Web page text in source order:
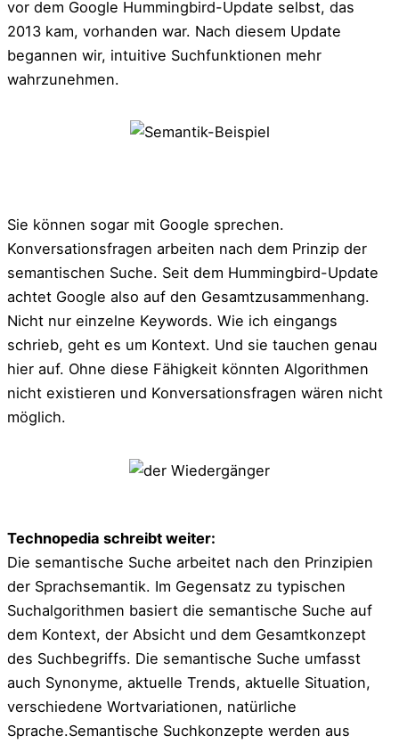
vor dem Google Hummingbird-Update selbst, das
2013 kam, vorhanden war. Nach diesem Update
begannen wir, intuitive Suchfunktionen mehr
wahrzunehmen.
Sie können sogar mit Google sprechen.
Konversationsfragen arbeiten nach dem Prinzip der
semantischen Suche. Seit dem Hummingbird-Update
achtet Google also auf den Gesamtzusammenhang.
Nicht nur einzelne Keywords. Wie ich eingangs
schrieb, geht es um Kontext. Und sie tauchen genau
hier auf. Ohne diese Fähigkeit könnten Algorithmen
nicht existieren und Konversationsfragen wären nicht
möglich.
Technopedia schreibt weiter:
Die semantische Suche arbeitet nach den Prinzipien
der Sprachsemantik. Im Gegensatz zu typischen
Suchalgorithmen basiert die semantische Suche auf
dem Kontext, der Absicht und dem Gesamtkonzept
des Suchbegriffs. Die semantische Suche umfasst
auch Synonyme, aktuelle Trends, aktuelle Situation,
verschiedene Wortvariationen, natürliche
Sprache.Semantische Suchkonzepte werden aus